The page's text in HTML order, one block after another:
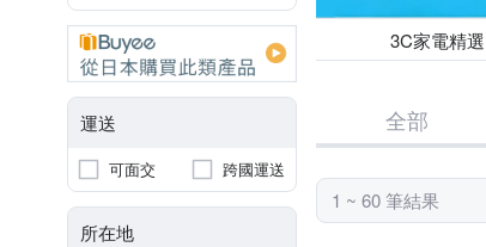
運送
可面交 跨國運送
所在地
3C家電精選
全部
1 ~ 60 筆結果